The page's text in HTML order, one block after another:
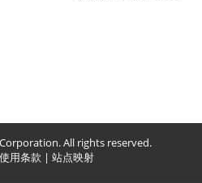
All rights reserved.
使用条款 | 站点映射